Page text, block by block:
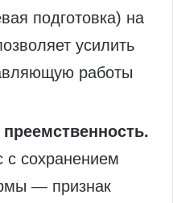
подготовка) на
усилить
работы
с сохранением
— признак